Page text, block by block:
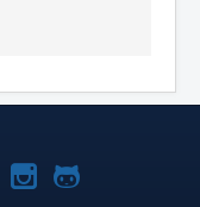
Joomla!Joomla!